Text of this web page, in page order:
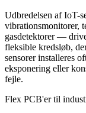
Udbredelsen af IoT-
vibrationsmonitorer,
gasdetektorer —
fleksible kredsløb,
sensorer installeres
eksponering eller
fejle.
Flex PCB'er til